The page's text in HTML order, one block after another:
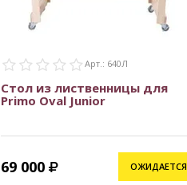
Арт.: 640Л
Стол из лиственницы для
Primo Oval Junior
69 000 ОЖИДАЕТСЯ